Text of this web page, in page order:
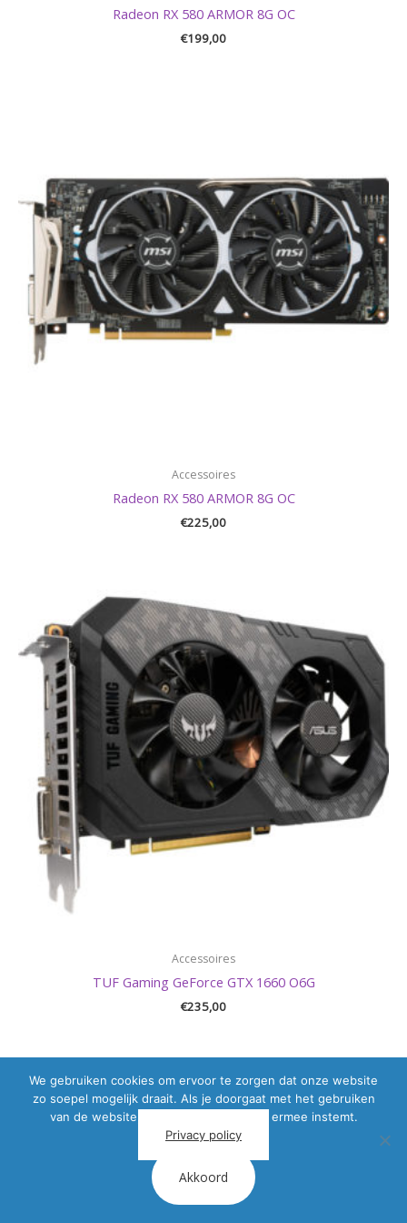
Radeon RX 580 ARMOR 8G OC
€199,00
Accessoires
Radeon RX 580 ARMOR 8G OC
€225,00
Accessoires
TUF Gaming GeForce GTX 1660 O6G
€235,00
We gebruiken cookies om ervoor te zorgen dat onze website
zo soepel mogelijk draait. Als je doorgaat met het gebruiken
van de website, gaan we er vanuit dat ermee instemt.
Privacy policy
Akkoord